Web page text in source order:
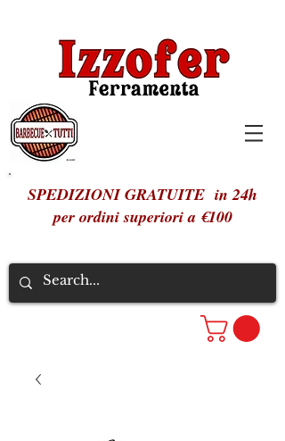
SPEDIZIONI GRATUITE in 24h
per ordini superiori a €100